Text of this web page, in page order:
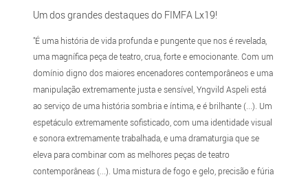
Um dos grandes destaques do FIMFA Lx19!
"É uma história de vida profunda e pungente que nos é revelada,
uma magnífica peça de teatro, crua, forte e emocionante. Com um
domínio digno dos maiores encenadores contemporâneos e uma
manipulação extremamente justa e sensível, Yngvild Aspeli está
ao serviço de uma história sombria e íntima, e é brilhante (...). Um
espetáculo extremamente sofisticado, com uma identidade visual
e sonora extremamente trabalhada, e uma dramaturgia que se
eleva para combinar com as melhores peças de teatro
contemporâneas (...). Uma mistura de fogo e gelo, precisão e fúria